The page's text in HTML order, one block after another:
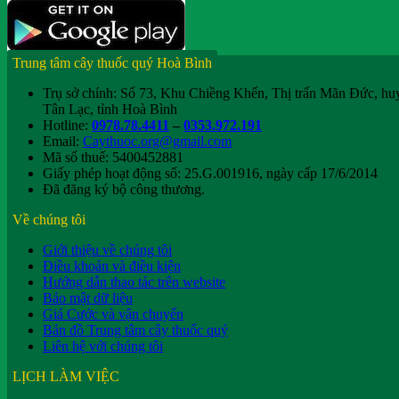
Trung tâm cây thuốc quý Hoà Bình
Trụ sở chính: Số 73, Khu Chiềng Khến, Thị trấn Mãn Đức,
Tân Lạc, tỉnh Hoà Bình
Hotline: 0978.78.4411 – 0353.972.191
Email: Caythuoc.org@gmail.com
Mã số thuế: 5400452881
Giấy phép hoạt động số: 25.G.001916, ngày cấp 17/6/2014
Đã đăng ký bộ công thương.
Về chúng tôi
Giới thiệu về chúng tôi
Điều khoản và điều kiện
Hướng dẫn thao tác trên website
Bảo mật dữ liệu
Giá Cước và vận chuyển
Bản đồ Trung tâm cây thuốc quý
Liên hệ với chúng tôi
LỊCH LÀM VIỆC